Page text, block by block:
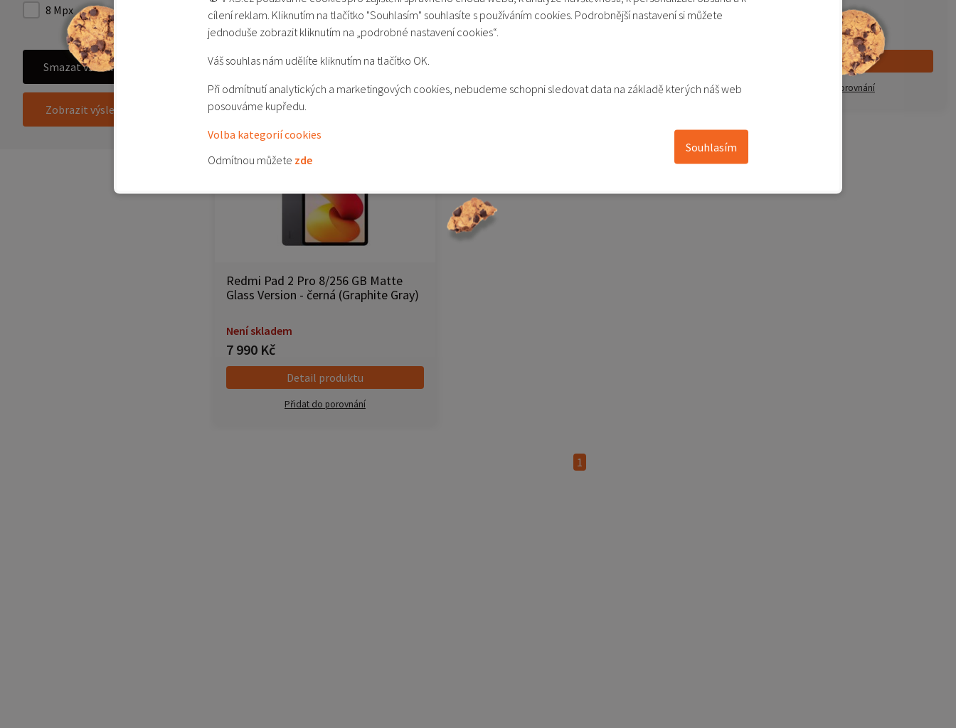
cílení reklam. Kliknutím na tlačítko "Souhlasím" souhlasíte s používáním cookies. Podrobnější nastavení si můžete
jednoduše zobrazit kliknutím na „podrobné nastavení cookies“.
Váš souhlas nám udělíte kliknutím na tlačítko OK.
Při odmítnutí analytických a marketingových cookies, nebudeme schopni sledovat data na základě kterých náš web
posouváme kupředu.
Volba kategorií cookies
Odmítnou můžete zde
Souhlasím
8 Mpx
Smazat všechny filtry
Zobrazit výsledky (4)
Není skladem
7 990 Kč 6 990 Kč
Detail produktu
Přidat do porovnání
Není skladem
7 990 Kč
Přidat do porovnání
Detail produktu
Přidat do porovnání
Redmi Pad 2 Pro 8/256 GB Matte
Glass Version - černá (Graphite Gray)
Není skladem
7 990 Kč
Detail produktu
Přidat do porovnání
1